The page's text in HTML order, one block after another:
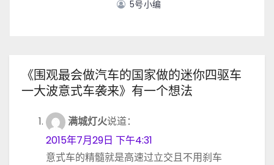
5号小编
《围观最会做汽车的国家做的迷你四驱车
一大波意式车袭来》有一个想法
满城灯火说道：
2015年7月29日 下午4:31
意式车的精髓就是高速过立交且不用刹车